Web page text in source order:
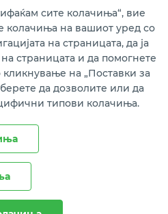
LinkedIn
Youtube
апликација мБанка.
за колачиња
сите колачиња“, вие
колачиња на вашиот уред со
на страницата, да ја
страницата и да помогнете
на „Поставки за
да дозволите или да
типови колачиња.